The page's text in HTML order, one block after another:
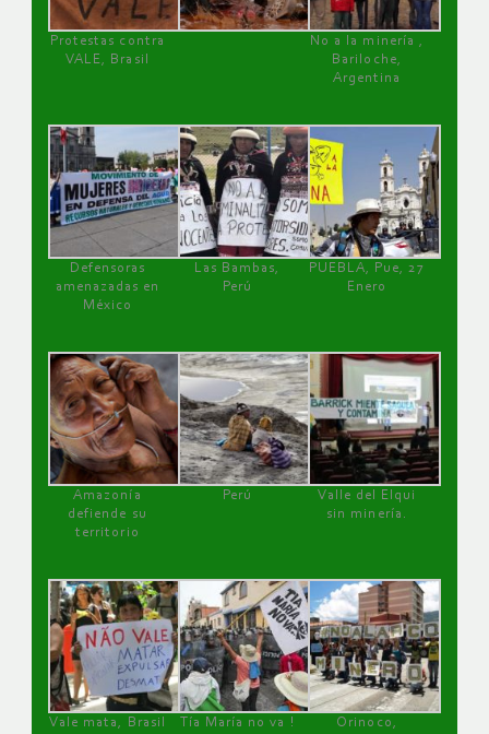
Protestas contra
VALE, Brasil
No a la minería ,
Bariloche,
Argentina
Defensoras
amenazadas en
México
Las Bambas,
Perú
PUEBLA, Pue, 27
Enero
Amazonía
defiende su
territorio
Perú
Valle del Elqui
sin minería.
Vale mata, Brasil
Tía María no va !
Orinoco,